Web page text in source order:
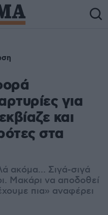
για
και
στα
ακόμα… Σιγά-σιγά
Μακάρι να αποδοθεί
πια» αναφέρει